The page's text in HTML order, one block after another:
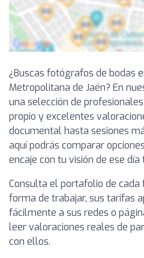
¿Buscas fotógrafos de bodas
Metropolitana de Jaén? En
una selección de
propio y excelentes
documental hasta sesiones
aquí podrás comparar
encaje con tu visión de ese día
Consulta el portafolio de cada
forma de trabajar, sus tarifas
fácilmente a sus redes o
leer valoraciones reales de
con ellos.